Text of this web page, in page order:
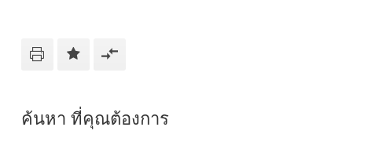
ค้นหา ที่คุณต้องการ